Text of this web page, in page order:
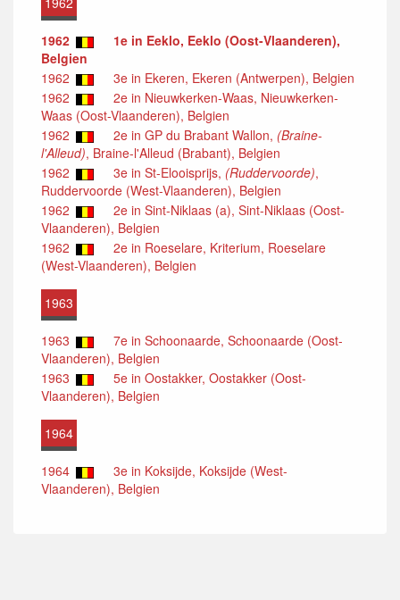
1962
1e in Eeklo, Eeklo (Oost-Vlaanderen),
Belgien
1962
3e in Ekeren, Ekeren (Antwerpen), Belgien
1962
2e in Nieuwkerken-Waas, Nieuwkerken-
Waas (Oost-Vlaanderen), Belgien
1962
2e in GP du Brabant Wallon, (Braine-
l'Alleud), Braine-l'Alleud (Brabant), Belgien
1962
3e in St-Elooisprijs, (Ruddervoorde),
Ruddervoorde (West-Vlaanderen), Belgien
1962
2e in Sint-Niklaas (a), Sint-Niklaas (Oost-
Vlaanderen), Belgien
1962
2e in Roeselare, Kriterium, Roeselare
(West-Vlaanderen), Belgien
1963
1963
7e in Schoonaarde, Schoonaarde (Oost-
Vlaanderen), Belgien
1963
5e in Oostakker, Oostakker (Oost-
Vlaanderen), Belgien
1964
1964
3e in Koksijde, Koksijde (West-
Vlaanderen), Belgien